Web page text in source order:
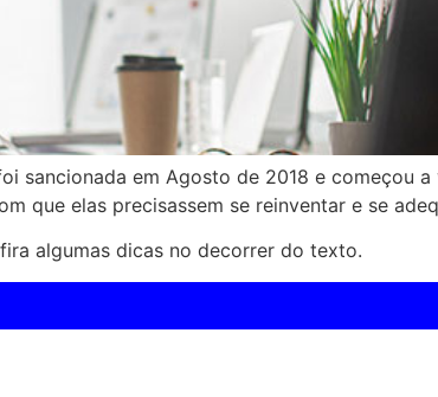
sancionada em Agosto de 2018 e começou
que elas precisassem se reinventar e se
algumas dicas no decorrer do texto.